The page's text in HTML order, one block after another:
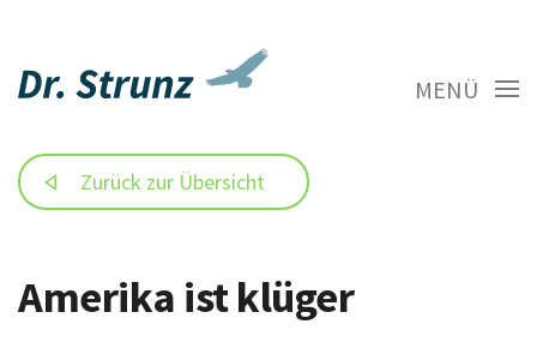
MENÜ
Zurück zur Übersicht
Amerika ist klüger